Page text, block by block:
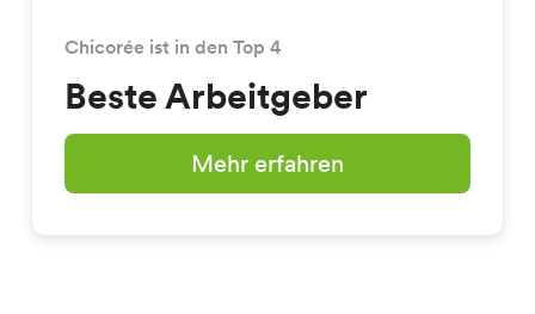
Chicorée ist in den Top 4
Beste Arbeitgeber
Mehr erfahren